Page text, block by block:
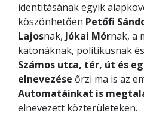
identitásának egyik
köszönhetően Petőfi
Lajosnak, Jókai Mórnak, a
katonáknak, politikusnak
Számos utca, tér, út és
elnevezése őrzi ma is az
Automatáinkat is
elnevezett közterületeken.